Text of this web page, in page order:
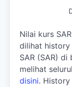
Nilai kurs
dilihat history
SAR (SAR)
melihat
disini. History